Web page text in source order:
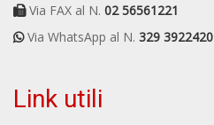
Via FAX al N. 02 56561221
Via WhatsApp al N. 329 3922420
Link utili